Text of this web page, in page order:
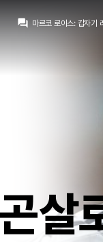
question_answer 마르코 로이스: 갑자기
m.realmania.net/board/
이렇게 주장
로드리 터졌으
애초에 그것부
Variety) 시
???: 여보세요
로우재킹을 다
살